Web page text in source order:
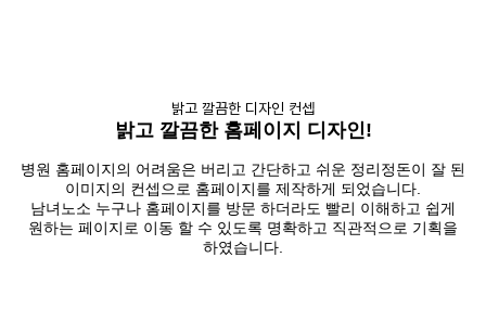
밝고 깔끔한 디자인 컨셉
밝고 깔끔한 홈페이지 디자인!
병원 홈페이지의 어려움은 버리고 간단하고 쉬운 정리정돈이 잘 된
이미지의 컨셉으로 홈페이지를 제작하게 되었습니다.
남녀노소 누구나 홈페이지를 방문 하더라도 빨리 이해하고 쉽게
원하는 페이지로 이동 할 수 있도록 명확하고 직관적으로 기획을
하였습니다.